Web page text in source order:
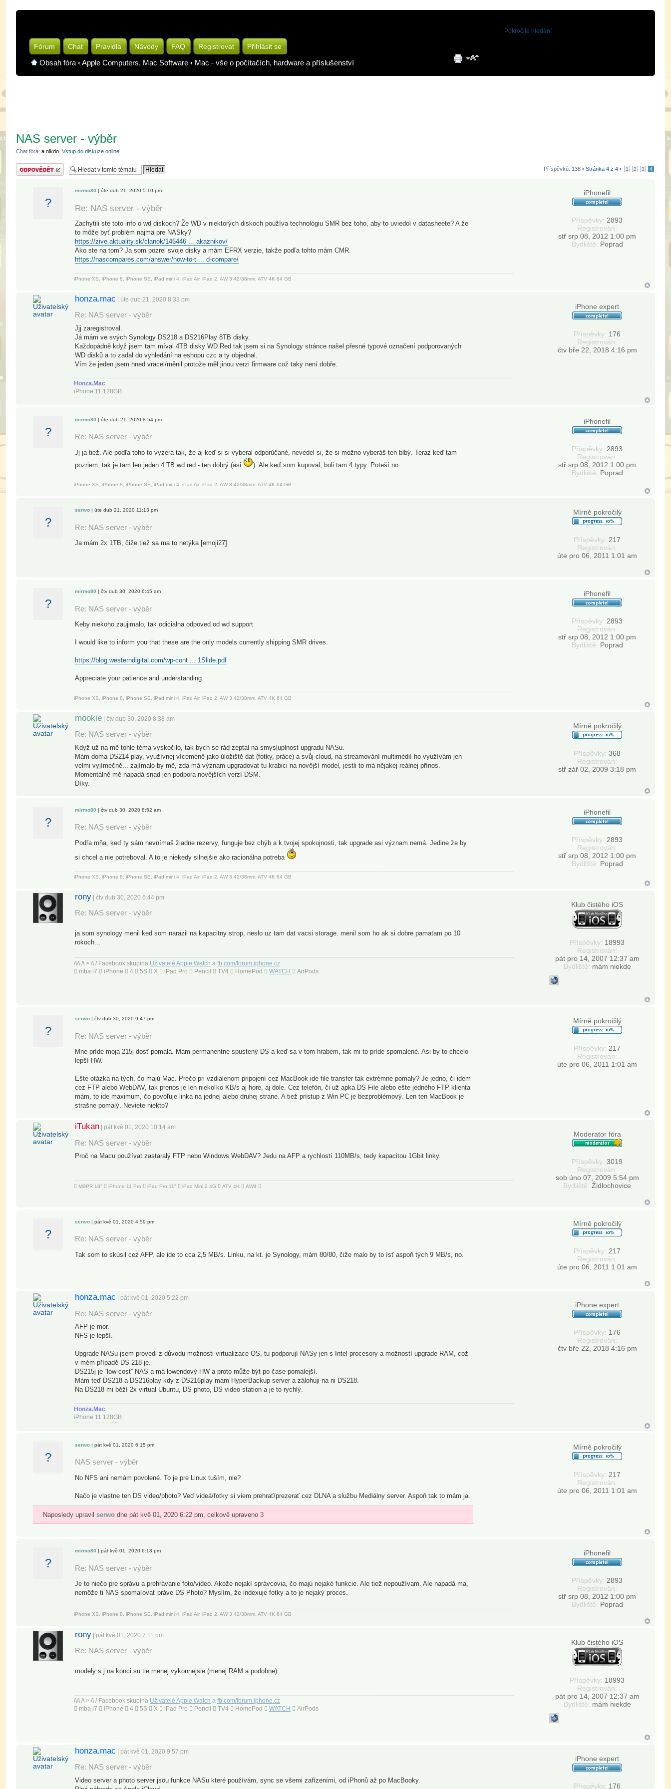
Fórum Chat Pravidla Návody FAQ Registrovat Přihlásit se
Obsah fóra ‹Apple Computers, Mac Software ‹ Mac - vše o počítačích, hardware a příslušenství
Pokročilé hledání
NAS server - výběr
Chat fóra: a nikdo. Vstup do diskuze online
Odeslat odpověď Příspěvků: 138 • Stránka 4 z 4 • 1 2 3 4
?
mirmo80 | úte dub 21, 2020 5:10 pm
Re: NAS server - výběr
Zachytili ste toto info o wd diskoch? Že WD v niektorých diskoch používa technológiu SMR bez toho, aby to uviedol v datasheete? A že
to môže byť problém najmä pre NASky?
https://zive.aktuality.sk/clanok/146446 ... akaznikov/
Ako ste na tom? Ja som pozrel svoje disky a mám EFRX verzie, takže podľa tohto mám CMR.
https://nascompares.com/answer/how-to-t ... d-compare/
iPhone XS, iPhone 8, iPhone SE, iPad mini 4, iPad Air, iPad 2, AW 3 42/38mm, ATV 4K 64 GB
iPhonefil
Příspěvky: 2893
Registrován:
stř srp 08, 2012 1:00 pm
Bydliště: Poprad
honza.mac | úte dub 21, 2020 8:33 pm
Re: NAS server - výběr
Jjj zaregistroval.
Já mám ve svých Synology DS218 a DS216Play 8TB disky.
Každopádně když jsem tam míval 4TB disky WD Red tak jsem si na Synology stránce našel přesné typové označení podporovaných
WD disků a to zadal do vyhledání na eshopu czc a ty objednal.
Vím že jeden jsem hned vracel/měnil protože měl jinou verzi firmware což taky není dobře.
Honza.Mac
iPhone 11 128GB
iPad Air 2 64 GB
USB 3.0 Extern. HDD LaCie Porsche design 1 TB
iPhone expert
Příspěvky: 176
Registrován:
čtv bře 22, 2018 4:16 pm
?
mirmo80 | úte dub 21, 2020 8:54 pm
Re: NAS server - výběr
Jj ja tiež. Ale podľa toho to vyzerá tak, že aj keď si si vyberal odporúčané, nevedel si, že si možno vyberáš ten blbý. Teraz keď tam
pozriem, tak je tam len jeden 4 TB wd red - ten dobrý (asi
). Ale keď som kupoval, boli tam 4 typy. Poteší no...
iPhone XS, iPhone 8, iPhone SE, iPad mini 4, iPad Air, iPad 2, AW 3 42/38mm, ATV 4K 64 GB
iPhonefil
Příspěvky: 2893
Registrován:
stř srp 08, 2012 1:00 pm
Bydliště: Poprad
?
serwo | úte dub 21, 2020 11:13 pm
Re: NAS server - výběr
Ja mám 2x 1TB, čiže tiež sa ma to netýka [emoji27]
Mírně pokročilý
Příspěvky: 217
Registrován:
úte pro 06, 2011 1:01 am
?
mirmo80 | čtv dub 30, 2020 6:45 am
Re: NAS server - výběr
Keby niekoho zaujimalo, tak odicialna odpoved od wd support
I would like to inform you that these are the only models currently shipping SMR drives.
https://blog.westerndigital.com/wp-cont ... 1Slide.pdf
Appreciate your patience and understanding
iPhone XS, iPhone 8, iPhone SE, iPad mini 4, iPad Air, iPad 2, AW 3 42/38mm, ATV 4K 64 GB
iPhonefil
Příspěvky: 2893
Registrován:
stř srp 08, 2012 1:00 pm
Bydliště: Poprad
mookie | čtv dub 30, 2020 8:38 am
Re: NAS server - výběr
Když už na mě tohle téma vyskočilo, tak bych se rád zeptal na smysluplnost upgradu NASu.
Mám doma DS214 play, využívnej víceméně jako úložiště dat (fotky, práce) a svůj cloud, na streamování multimédií ho využívám jen
velmi vyjímečně... zajímalo by mě, zda má význam upgradovat tu krabici na novější model, jestli to má nějakej reálnej přínos.
Momentálně mě napadá snad jen podpora novějších verzí DSM.
Díky.
Mírně pokročilý
Příspěvky: 368
Registrován:
stř zář 02, 2009 3:18 pm
?
mirmo80 | čtv dub 30, 2020 8:52 am
Re: NAS server - výběr
Podľa mňa, keď ty sám nevnímaš žiadne rezervy, funguje bez chýb a k tvojej spokojnosti, tak upgrade asi význam nemá. Jedine že by
si chcel a nie potreboval. A to je niekedy silnejšie ako racionálna potreba
iPhone XS, iPhone 8, iPhone SE, iPad mini 4, iPad Air, iPad 2, AW 3 42/38mm, ATV 4K 64 GB
iPhonefil
Příspěvky: 2893
Registrován:
stř srp 08, 2012 1:00 pm
Bydliště: Poprad
rony | čtv dub 30, 2020 6:44 pm
Re: NAS server - výběr
ja som synology menil ked som narazil na kapacitny strop, neslo uz tam dat vacsi storage. menil som ho ak si dobre pamatam po 10
rokoch...
/\/\ /\ > /\ / Facebook skupina Uživatelé Apple Watch a fb.com/forum.iphone.cz
 mba i7  iPhone  4  5S  X  iPad Pro  Pencil  TV4  HomePod  WATCH  AirPods
Klub čistého iOS
Příspěvky: 18993
Registrován:
pát pro 14, 2007 12:37 am
Bydliště: mám niekde
?
serwo | čtv dub 30, 2020 9:47 pm
Re: NAS server - výběr
Mne príde moja 215j dosť pomalá. Mám permanentne spustený DS a keď sa v tom hrabem, tak mi to príde spomalené. Asi by to chcelo
lepší HW.
Ešte otázka na tých, čo majú Mac. Prečo pri vzdialenom pripojení cez MacBook ide file transfer tak extrémne pomaly? Je jedno, či idem
cez FTP alebo WebDAV, tak prenos je len niekoľko KB/s aj hore, aj dole. Cez telefón, či už apka DS File alebo ešte jedného FTP klienta
mám, to ide maximum, čo povoľuje linka na jednej alebo druhej strane. A tiež prístup z Win PC je bezproblémový. Len ten MacBook je
strašne pomalý. Neviete niekto?
Mírně pokročilý
Příspěvky: 217
Registrován:
úte pro 06, 2011 1:01 am
iTukan | pát kvě 01, 2020 10:14 am
Re: NAS server - výběr
Proč na Macu používat zastaralý FTP nebo Windows WebDAV? Jedu na AFP a rychlostí 110MB/s, tedy kapacitou 1Gbit linky.
 MBPR 16"  iPhone 11 Pro  iPad Pro 11"  iPad Mini 2 4G  ATV 4K  AW4 
Moderator fóra
Příspěvky: 3019
Registrován:
sob úno 07, 2009 5:54 pm
Bydliště: Židlochovice
?
serwo | pát kvě 01, 2020 4:59 pm
Re: NAS server - výběr
Tak som to skúsil cez AFP, ale ide to cca 2,5 MB/s. Linku, na kt. je Synology, mám 80/80, čiže malo by to ísť aspoň tých 9 MB/s, no.
Mírně pokročilý
Příspěvky: 217
Registrován:
úte pro 06, 2011 1:01 am
honza.mac | pát kvě 01, 2020 5:22 pm
Re: NAS server - výběr
AFP je mor.
NFS je lepší.
Upgrade NASu jsem provedl z důvodu možnosti virtualizace OS, tu podporují NASy jen s Intel procesory a možností upgrade RAM, což
v mém případě DS 218 je.
DS215j je “low-cost” NAS a má lowendový HW a proto může být po čase pomalejší.
Mám teď DS218 a DS216play kdy z DS216play mám HyperBackup server a zálohuji na ni DS218.
Na DS218 mi běží 2x virtual Ubuntu, DS photo, DS video station a je to rychlý.
Honza.Mac
iPhone 11 128GB
iPad Air 2 64 GB
USB 3.0 Extern. HDD LaCie Porsche design 1 TB
iPhone expert
Příspěvky: 176
Registrován:
čtv bře 22, 2018 4:16 pm
?
serwo | pát kvě 01, 2020 6:15 pm
NAS server - výběr
No NFS ani nemám povolené. To je pre Linux tuším, nie?
Načo je vlastne ten DS video/photo? Veď videá/fotky si viem prehrať/prezerať cez DLNA a službu Mediálny server. Aspoň tak to mám ja.
Naposledy upravil serwo dne pát kvě 01, 2020 6:22 pm, celkově upraveno 3
Mírně pokročilý
Příspěvky: 217
Registrován:
úte pro 06, 2011 1:01 am
?
mirmo80 | pát kvě 01, 2020 6:18 pm
Re: NAS server - výběr
Je to niečo pre správu a prehrávanie foto/video. Akože nejakí správcovia, čo majú nejaké funkcie. Ale tiež nepoužívam. Ale napadá ma,
nemôže ti NAS spomaľovať práve DS Photo? Myslím, že indexuje fotky a to je nejaký proces.
iPhone XS, iPhone 8, iPhone SE, iPad mini 4, iPad Air, iPad 2, AW 3 42/38mm, ATV 4K 64 GB
iPhonefil
Příspěvky: 2893
Registrován:
stř srp 08, 2012 1:00 pm
Bydliště: Poprad
rony | pát kvě 01, 2020 7:11 pm
Re: NAS server - výběr
modely s j na konci su tie menej vykonnejsie (menej RAM a podobne).
/\/\ /\ > /\ / Facebook skupina Uživatelé Apple Watch a fb.com/forum.iphone.cz
 mba i7  iPhone  4  5S  X  iPad Pro  Pencil  TV4  HomePod  WATCH  AirPods
Klub čistého iOS
Příspěvky: 18993
Registrován:
pát pro 14, 2007 12:37 am
Bydliště: mám niekde
honza.mac | pát kvě 01, 2020 9:57 pm
Re: NAS server - výběr
Video server a photo server jsou funkce NASu které používám, sync se všemi zařízeními, od iPhonů až po MacBooky.
iPhone expert
Příspěvky: 176